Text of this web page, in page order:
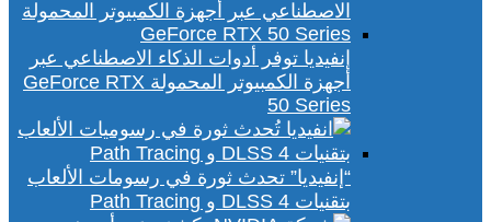
إنفيديا توفر أدوات الذكاء الاصطناعي عبر
أجهزة الكمبيوتر المحمولة GeForce RTX
50 Series
“إنفيديا” تحدث ثورة في رسومات الألعاب
بتقنيات DLSS 4 و Path Tracing